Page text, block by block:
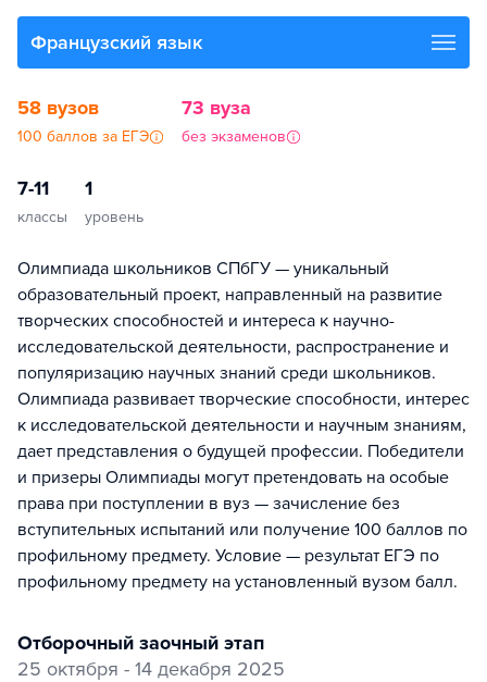
Французский язык
58 вузов
100 баллов за ЕГЭ
73 вуза
без экзаменов
7-11
классы
1
уровень
Олимпиада школьников СПбГУ — уникальный
образовательный проект, направленный на развитие
творческих способностей и интереса к научно-
исследовательской деятельности, распространение и
популяризацию научных знаний среди школьников.
Олимпиада развивает творческие способности, интерес
к исследовательской деятельности и научным знаниям,
дает представления о будущей профессии. Победители
и призеры Олимпиады могут претендовать на особые
права при поступлении в вуз — зачисление без
вступительных испытаний или получение 100 баллов по
профильному предмету. Условие — результат ЕГЭ по
профильному предмету на установленный вузом балл.
отборочный заочный этап
25 октября - 14 декабря 2025